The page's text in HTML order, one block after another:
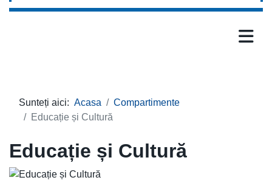
Sunteți aici: Acasa
Compartimente
Educație și Cultură
Educație și Cultură